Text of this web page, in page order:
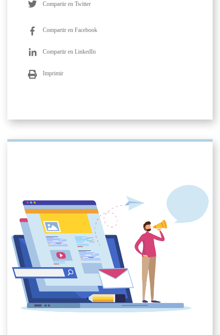
Compartir en Twitter
Compartir en Facebook
Compartir en LinkedIn
Imprimir